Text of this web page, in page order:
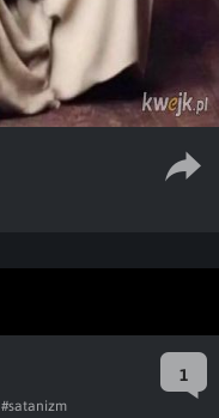
1
#satanizm